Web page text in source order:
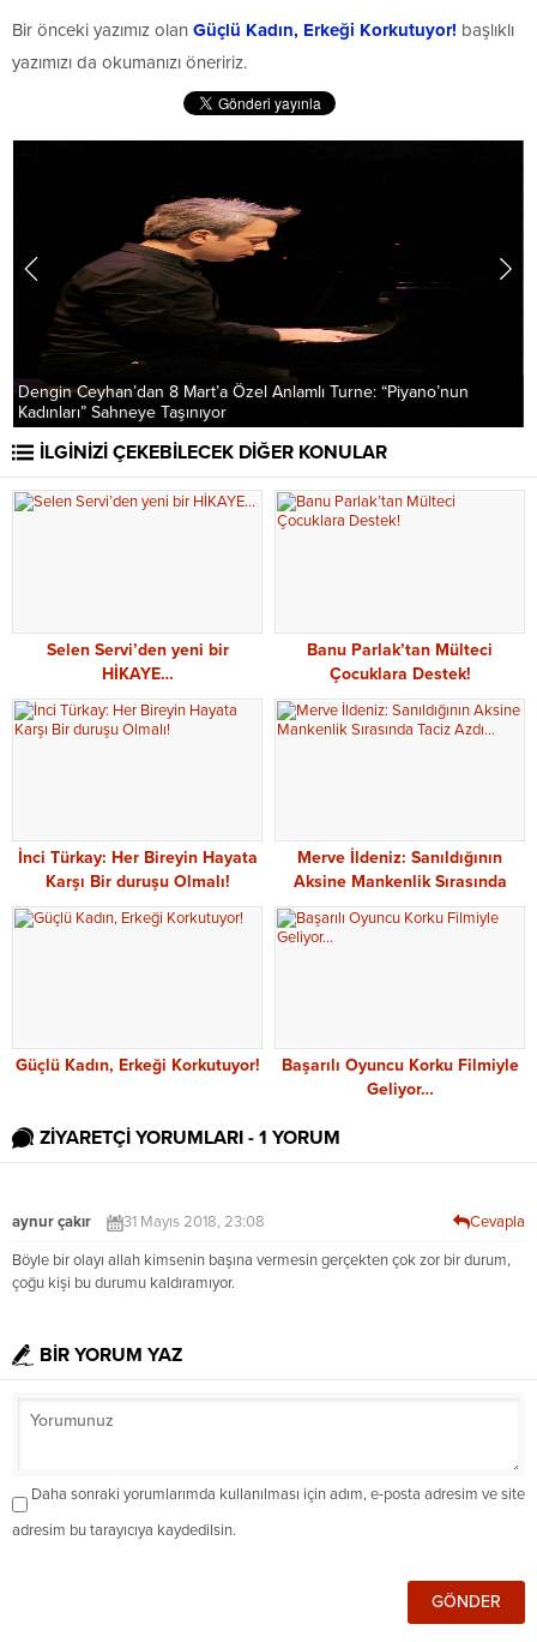
Bir önceki yazımız olan Güçlü Kadın, Erkeği Korkutuyor! başlıklı
yazımızı da okumanızı öneririz.
Dengin Ceyhan’dan 8 Mart’a Özel Anlamlı Turne: “Piyano’nun
Kadınları” Sahneye Taşınıyor
İLGİNİZİ ÇEKEBİLECEK DİĞER KONULAR
Selen Servi’den yeni bir
HİKAYE…
Banu Parlak’tan Mülteci
Çocuklara Destek!
İnci Türkay: Her Bireyin Hayata
Karşı Bir duruşu Olmalı!
Merve İldeniz: Sanıldığının
Aksine Mankenlik Sırasında
Taciz Azdı…
Güçlü Kadın, Erkeği Korkutuyor!
Başarılı Oyuncu Korku Filmiyle
Geliyor…
ZİYARETÇİ YORUMLARI - 1 YORUM
aynur çakır
31 Mayıs 2018, 23:08
Böyle bir olayı allah kimsenin başına vermesin gerçekten çok zor bir durum,
çoğu kişi bu durumu kaldıramıyor.
Cevapla
BİR YORUM YAZ
Daha sonraki yorumlarımda kullanılması için adım, e-posta adresim ve site
adresim bu tarayıcıya kaydedilsin.